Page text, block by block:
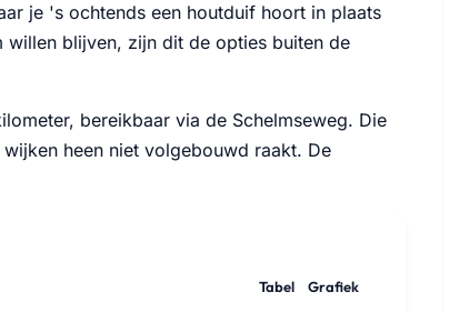
je 's ochtends een houtduif hoort in plaats
willen blijven, zijn dit de opties buiten de
bereikbaar via de Schelmseweg. Die
heen niet volgebouwd raakt. De
Tabel Grafiek